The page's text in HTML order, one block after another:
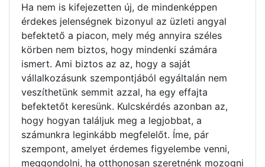
Ha nem is kifejezetten új, de mindenképpen
érdekes jelenségnek bizonyul az üzleti angyal
befektető a piacon, mely még annyira széles
körben nem biztos, hogy mindenki számára
ismert. Ami biztos az az, hogy a saját
vállalkozásunk szempontjából egyáltalán nem
veszíthetünk semmit azzal, ha egy effajta
befektetőt keresünk. Kulcskérdés azonban az,
hogy hogyan találjuk meg a legjobbat, a
számunkra leginkább megfelelőt. Íme, pár
szempont, amelyet érdemes figyelembe venni,
meggondolni, ha otthonosan szeretnénk mozogni